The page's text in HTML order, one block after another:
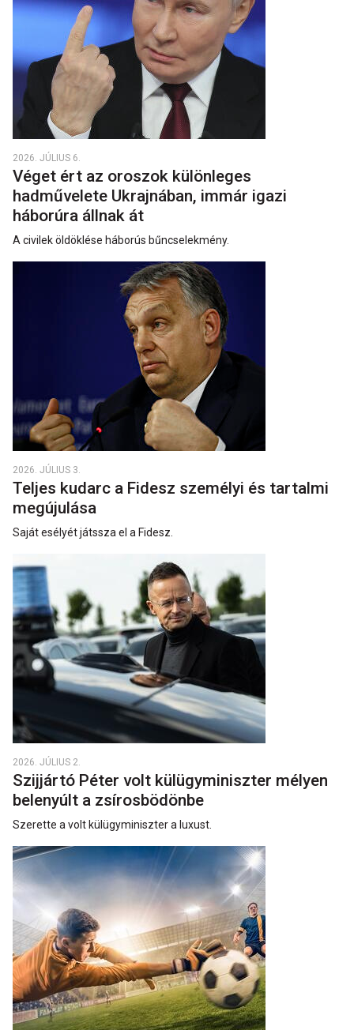
2026. JÚLIUS 6.
Véget ért az oroszok különleges
hadművelete Ukrajnában, immár igazi
háborúra állnak át
A civilek öldöklése háborús bűncselekmény.
2026. JÚLIUS 3.
Teljes kudarc a Fidesz személyi és tartalmi
megújulása
Saját esélyét játssza el a Fidesz.
2026. JÚLIUS 2.
Szijjártó Péter volt külügyminiszter mélyen
belenyúlt a zsírosbödönbe
Szerette a volt külügyminiszter a luxust.